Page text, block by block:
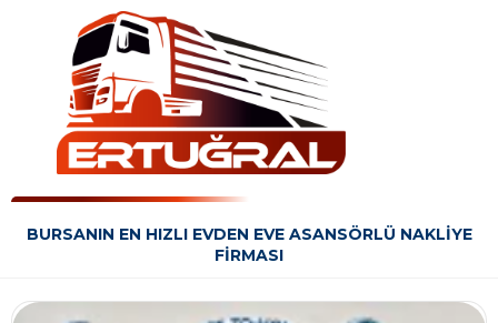
BURSANIN EN HIZLI EVDEN EVE ASANSÖRLÜ NAKLIYE
FIRMASI